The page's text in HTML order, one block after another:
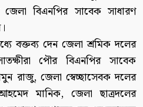
বিএনপির সাবেক সাধারণ
বক্তব্য দেন জেলা শ্রমিক দলের
পৌর বিএনপির সাবেক
রাজু, জেলা স্বেচ্ছাসেবক দলের
মানিক, জেলা ছাত্রদলের